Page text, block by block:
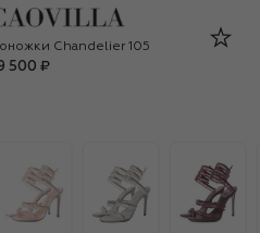
Chandelier 105
500 ₽